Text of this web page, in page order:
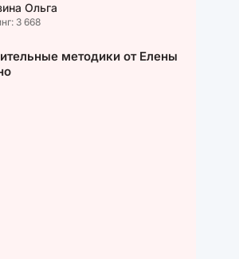
Ольга
3 668
методики от Елены